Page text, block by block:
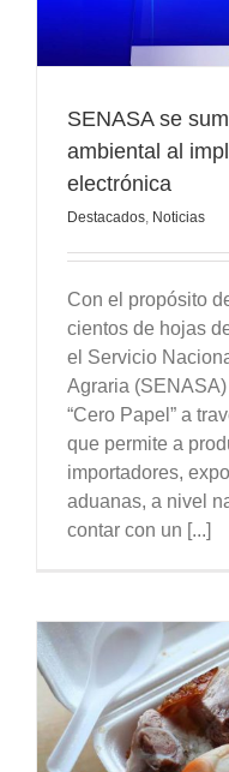
SENASA se
ambiental al
electrónica
Destacados, Noticias
Con el propósito
cientos de hojas
el Servicio
Agraria
“Cero Papel” a
que permite a
importadores,
aduanas, a nivel
contar con un [...]